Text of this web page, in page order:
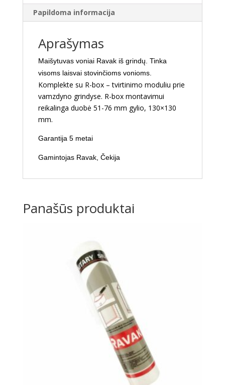
Papildoma informacija
Aprašymas
Maišytuvas voniai Ravak iš grindų. Tinka
visoms laisvai stovinčioms vonioms.
Komplekte su R-box – tvirtinimo moduliu prie
vamzdyno grindyse. R-box montavimui
reikalinga duobė 51-76 mm gylio, 130×130
mm.
Garantija 5 metai
Gamintojas Ravak, Čekija
Panašūs produktai